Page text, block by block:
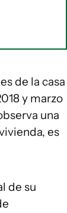
de la casa
y marzo
una
es
de su